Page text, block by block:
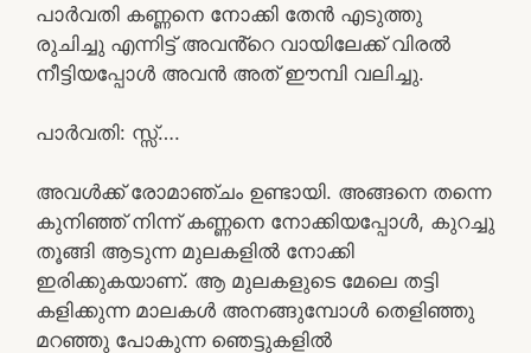
പാർവതി കണ്ണനെ നോക്കി തേൻ എടുത്തു
രുചിച്ചു എന്നിട്ട് അവൻ്റെ വായിലേക്ക് വിരൽ
നീട്ടിയപ്പോൾ അവൻ അത് ഈമ്പി വലിച്ചു.
പാർവതി: സ്സ്‌….
അവൾക്ക് രോമാഞ്ചം ഉണ്ടായി. അങ്ങനെ തന്നെ
കുനിഞ്ഞ് നിന്ന് കണ്ണനെ നോക്കിയപ്പോൾ, കുറച്ചു
തൂങ്ങി ആടുന്ന മുലകളിൽ നോക്കി
ഇരിക്കുകയാണ്. ആ മുലകളുടെ മേലെ തട്ടി
കളിക്കുന്ന മാലകൾ അനങ്ങുമ്പോൾ തെളിഞ്ഞു
മറഞ്ഞു പോകുന്ന ഞെട്ടുകളിൽ